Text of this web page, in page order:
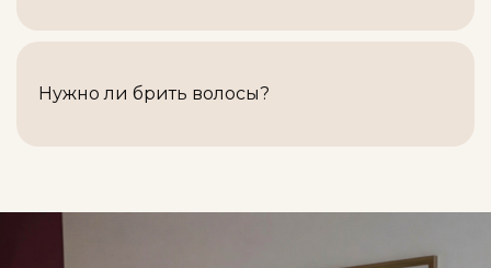
интервалом в 3-4 недели.
Нужно ли брить волосы?
Для тех, у кого проблемы с пигментацией и